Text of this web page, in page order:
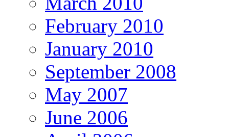
February 2010
January 2010
September 2008
May 2007
June 2006